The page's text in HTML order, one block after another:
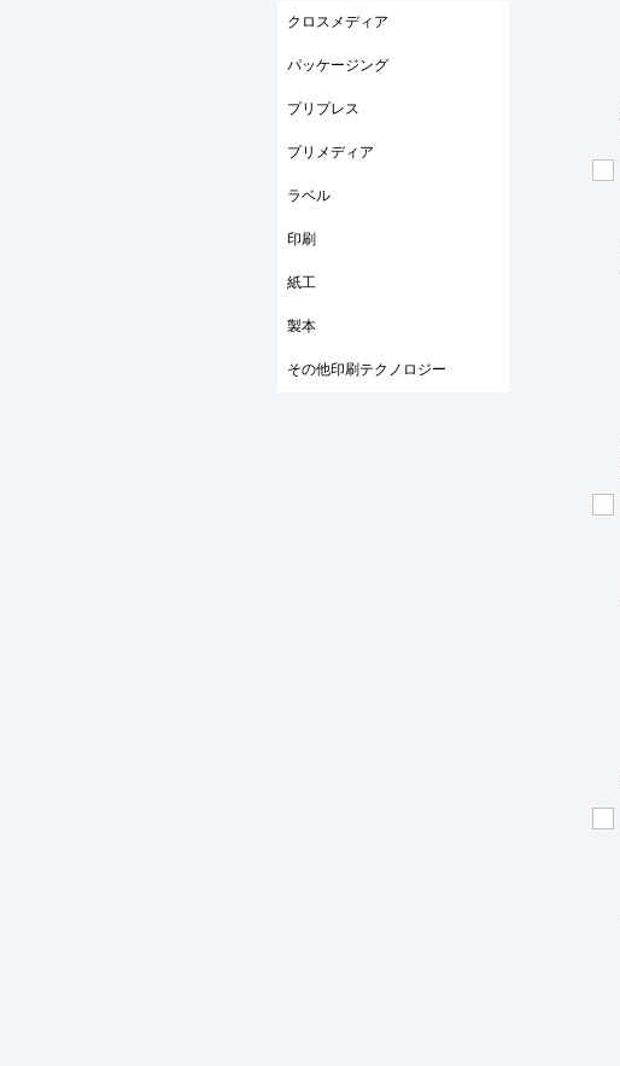
クロスメディア
パッケージング
プリプレス
プリメディア
ラベル
印刷
紙工
製本
その他印刷テクノロジー